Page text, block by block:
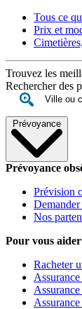
Tous ce
Prix et
Trouvez les
Rechercher des
Prévoyance
Prévoyance
Prévision
Nos
Pour vous aider
Racheter